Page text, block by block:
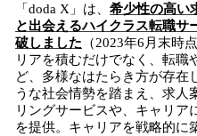
「doda X」は、 希少性の高い
と出会えるハイクラス転職サ
破しました （2023年6月末時
リアを積むだけでなく、転職
ど、多様なはたらき方が存在
うな社会情勢を踏まえ、求人
リングサービスや、キャリア
を提供。キャリアを戦略的に